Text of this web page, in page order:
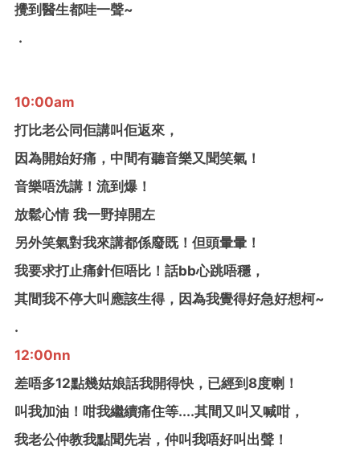
攪到醫生都哇一聲~
.
10:00am
打比老公同佢講叫佢返來，
因為開始好痛，中間有聽音樂又聞笑氣！
音樂唔洗講！流到爆！
放鬆心情 我一野掉開左
另外笑氣對我來講都係廢既！但頭暈暈！
我要求打止痛針佢唔比！話bb心跳唔穩，
其間我不停大叫應該生得，因為我覺得好急好想柯~
.
12:00nn
差唔多12點幾姑娘話我開得快，已經到8度喇！
叫我加油！咁我繼續痛住等....其間又叫又喊咁，
我老公仲教我點聞先岩，仲叫我唔好叫出聲！